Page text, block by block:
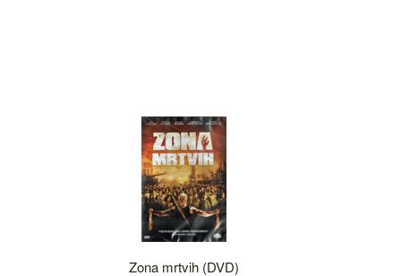
Zona mrtvih (DVD)